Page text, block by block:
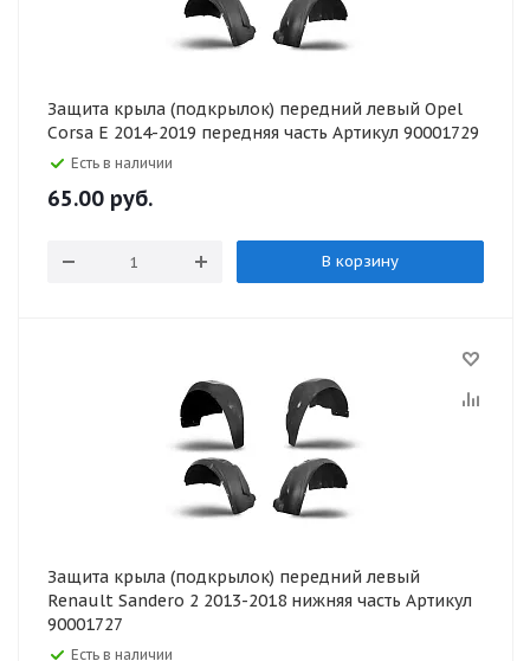
Защита крыла (подкрылок) передний левый Opel
Corsa E 2014-2019 передняя часть Артикул 90001729
Есть в наличии
65.00 руб.
В корзину
Защита крыла (подкрылок) передний левый
Renault Sandero 2 2013-2018 нижняя часть Артикул
90001727
Есть в наличии